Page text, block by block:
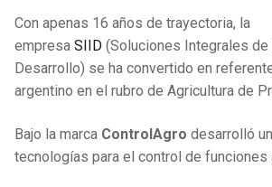
Videos
Descargas
Contactos
Código de Programador
Con apenas 16 años de trayectoria, la
empresa SIID (Soluciones Integrales de
Desarrollo) se ha convertido en
argentino en el rubro de Agricultura de
Bajo la marca ControlAgro desarrolló
tecnologías para el control de funciones